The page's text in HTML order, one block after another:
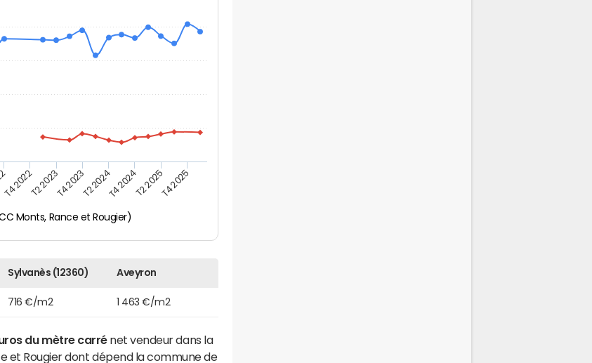
Monts, Rance et Rougier)
T4 2022T2 2023T4 2023T2 2024T4 2024T2 2025T4 2025
Sylvanès (12360) Aveyron
716 €/m2 1 463 €/m2
du mètre carrénet vendeur dans la
et Rougier dont dépend la commune de